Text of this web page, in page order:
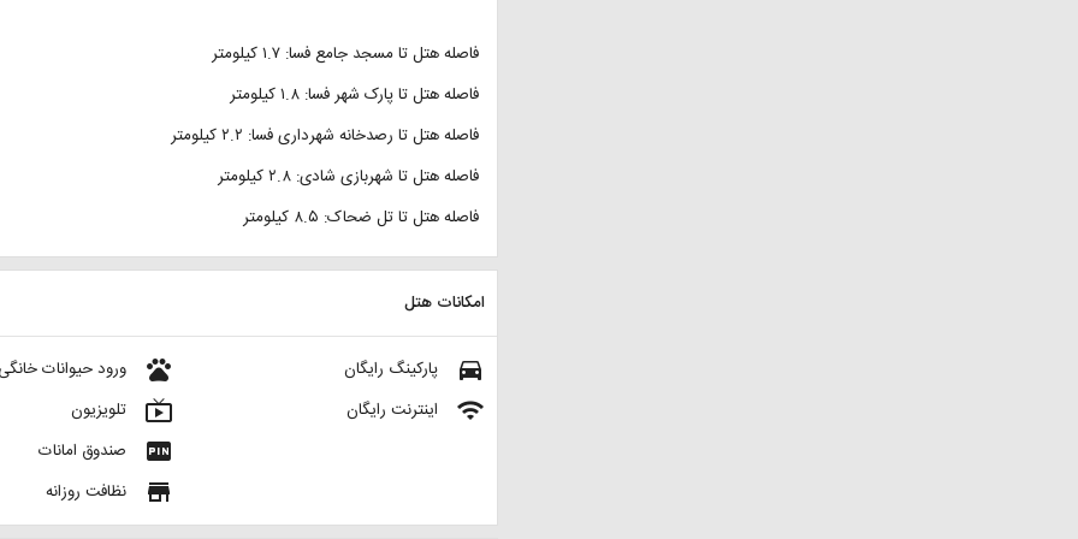
فاصله هتل تا مسجد جامع فسا: ۱.۷ کیلومتر
فاصله هتل تا پارک شهر فسا: ۱.۸ کیلومتر
فاصله هتل تا رصدخانه شهرداری فسا:‌ ۲.۲ کیلومتر
فاصله هتل تا شهربازی شادی: ‌۲.۸ کیلومتر
فاصله هتل تا تل ضحاک: ‌۸.۵ کیلومتر
امکانات هتل
pets ورود حیوانات
live_tv تلویزیون
fiber_pin صندوق امانات
store نظافت روزانه
directions_car پارکینگ رایگان
wifi اینترنت رایگان